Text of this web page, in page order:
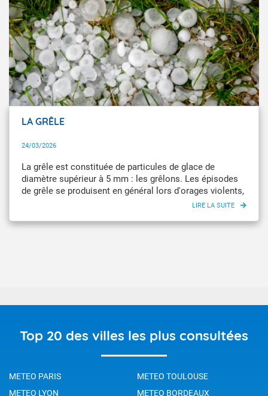
stratosphère et s'étale largement, ce qui lui donne sa
forme générale d'enclume (ou, parfois, de panache ou
de chevelure ébouriffée).
LA GRÊLE
24/03/2026
La grêle est constituée de particules de glace de
diamètre supérieur à 5 mm : les grêlons. Les épisodes
de grêle se produisent en général lors d'orages violents,
au sein de cumulonimbus. Moins de 10 % des
Top 20 des villes les plus consultées
METEO PARIS
METEO TOULOUSE
METEO LYON
METEO BORDEAUX